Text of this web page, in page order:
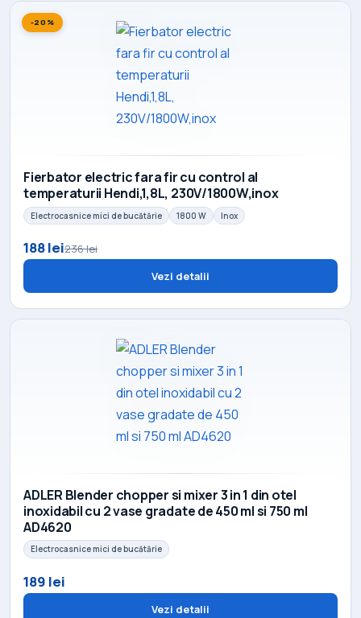
-20%
Fierbator electric fara fir cu control al
temperaturii Hendi,1,8L, 230V/1800W,inox
Electrocasnice mici de bucătărie 1800 W Inox
188 lei236 lei
Vezi detalii
ADLER Blender chopper si mixer 3 in 1 din otel
inoxidabil cu 2 vase gradate de 450 ml si 750 ml
AD4620
Electrocasnice mici de bucătărie
189 lei
Vezi detalii